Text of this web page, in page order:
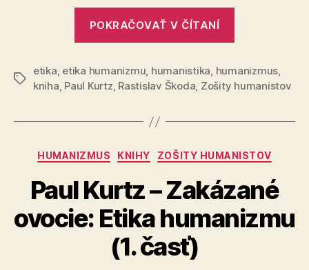
ovocie:
Etika
časť)
POKRAČOVAŤ V ČÍTANÍ
Zakázané
ovocie:
časť)“
Značky
etika, etika humanizmu, humanistika, humanizmus,
kniha, Paul Kurtz, Rastislav Škoda, Zošity humanistov
Kategórie
HUMANIZMUS KNIHY ZOŠITY HUMANISTOV
Paul Kurtz – Zakázané
ovocie: Etika humanizmu
(1. časť)